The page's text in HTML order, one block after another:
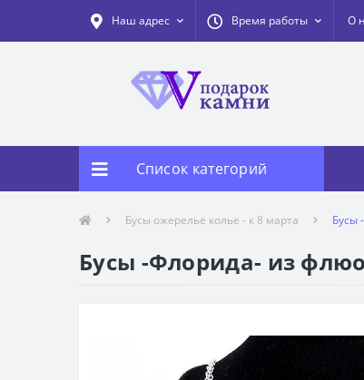
Наш адрес Время работы О
Список категорий
Бусы ожерелье колье - к 8 марта Бусы
Бусы -Флорида- из